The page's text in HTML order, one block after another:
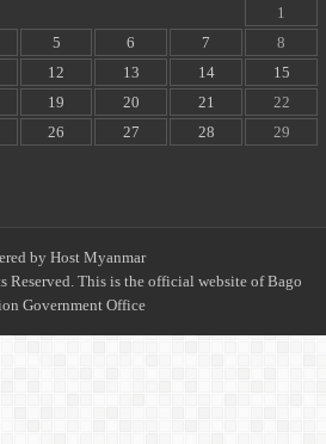
1
5 6 7
8
12 13 14
15
19 20 21
22
26 27 28
29
by Host Myanmar
This is the official website of Bago
Government Office